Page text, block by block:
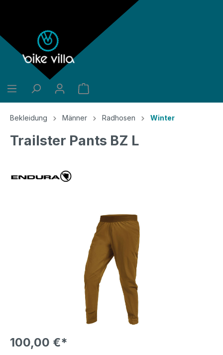
Bekleidung Männer Radhosen Winter
Trailster Pants BZ L
100,00 €*